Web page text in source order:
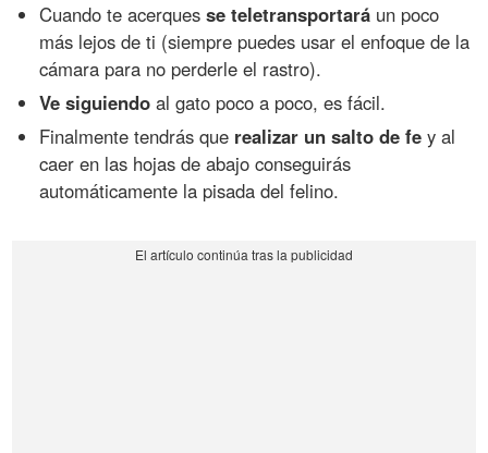
Cuando te acerquesse teletransportará un poco
más lejos de ti (siempre puedes usar el enfoque de la
cámara para no perderle el rastro).
Ve siguiendo al gato poco a poco, es fácil.
Finalmente tendrás que realizar un salto de fe y al
caer en las hojas de abajo conseguirás
automáticamente la pisada del felino.